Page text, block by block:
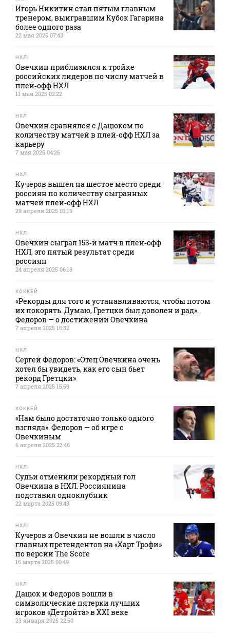
Игорь Никитин стал пятым главным
тренером, выигравшим Кубок Гагарина
более одного раза
22 мая 2025 07:43
НХЛ
Овечкин приблизился к тройке
российских лидеров по числу матчей в
плей‑офф НХЛ
11 мая 2025 02:22
НХЛ
Овечкин сравнялся с Дацюком по
количеству матчей в плей‑офф НХЛ за
карьеру
7 мая 2025 04:26
НХЛ
Кучеров вышел на шестое место среди
россиян по количеству сыгранных
матчей плей‑офф НХЛ
29 апреля 2025 03:19
НХЛ
Овечкин сыграл 153‑й матч в плей‑офф
НХЛ, это пятый результат среди
россиян
24 апреля 2025 06:18
ХОККЕЙ
«Рекорды для того и устанавливаются, чтобы потом
их покорять. Думаю, Гретцки был доволен и рад».
Федоров — о достижении Овечкина
7 апреля 2025 16:32
НХЛ
Сергей Федоров: «Отец Овечкина очень
хотел бы увидеть, как его сын бьет
рекорд Гретцки»
7 апреля 2025 15:59
ХОККЕЙ
«Нам было достаточно только одного
взгляда». Федоров — об игре с
Овечкиным
6 апреля 2025 23:46
НХЛ
Судьи отменили рекордный гол
Овечкина в НХЛ. Россиянина
подставил одноклубник
22 марта 2025 09:43
НХЛ
Кучеров и Овечкин не вошли в число
главных претендентов на «Харт Трофи»
по версии The Score
16 марта 2025 00:49
НХЛ
Дацюк и Федоров вошли в
символические пятерки лучших
игроков «Детройта» в XXI веке
23 января 2025 22:50